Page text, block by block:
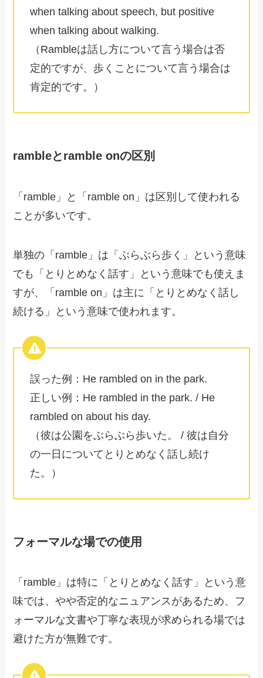
when talking about speech, but positive
when talking about walking.
（Rambleは話し方について言う場合は否
定的ですが、歩くことについて言う場合は
肯定的です。）
rambleとramble onの区別
「ramble」と「ramble on」は区別して使われる
ことが多いです。
単独の「ramble」は「ぶらぶら歩く」という意味
でも「とりとめなく話す」という意味でも使えま
すが、「ramble on」は主に「とりとめなく話し
続ける」という意味で使われます。
誤った例：He rambled on in the park.
正しい例：He rambled in the park. / He
rambled on about his day.
（彼は公園をぶらぶら歩いた。 / 彼は自分
の一日についてとりとめなく話し続け
た。）
フォーマルな場での使用
「ramble」は特に「とりとめなく話す」という意
味では、やや否定的なニュアンスがあるため、フ
ォーマルな文書や丁寧な表現が求められる場では
避けた方が無難です。